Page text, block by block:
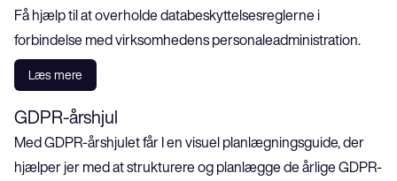
Få hjælp til at overholde databeskyttelsesreglerne i
forbindelse med virksomhedens personaleadministration.
Læs mere
GDPR-årshjul
Med GDPR-årshjulet får I en visuel planlægningsguide, der
hjælper jer med at strukturere og planlægge de årlige GDPR-